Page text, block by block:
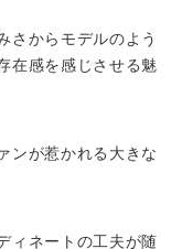
さからモデルのよう
在感を感じさせる魅
ンが惹かれる大きな
ィネートの工夫が随